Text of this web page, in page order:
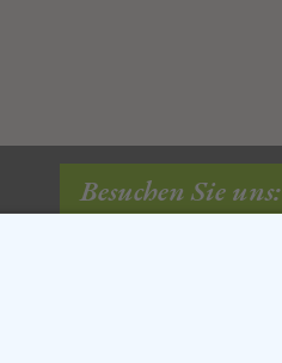
Besuchen Sie uns: